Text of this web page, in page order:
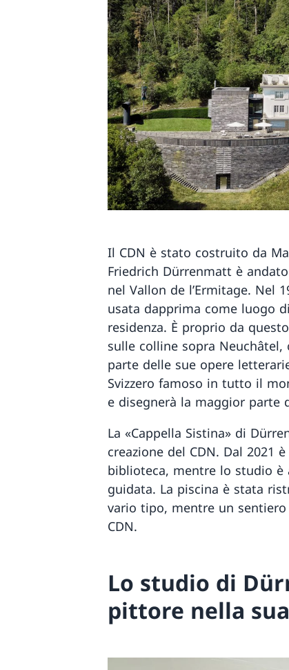
Il CDN è stato costruito da
Friedrich Dürrenmatt è
nel Vallon de l’Ermitage. Nel
usata dapprima come luogo
residenza. È proprio da
sulle colline sopra
parte delle sue opere
Svizzero famoso in tutto il
e disegnerà la maggior parte
La «Cappella Sistina» di
creazione del CDN. Dal 2021
biblioteca, mentre lo studio è
guidata. La piscina è stata
vario tipo, mentre un
CDN.
Lo studio di
pittore nella